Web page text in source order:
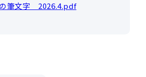
筆文字 2026.4.pdf